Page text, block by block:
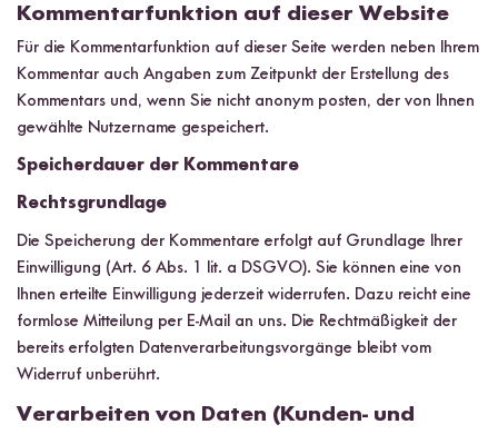
Kommentarfunktion auf dieser Website
Für die Kommentarfunktion auf dieser Seite werden neben Ihrem
Kommentar auch Angaben zum Zeitpunkt der Erstellung des
Kommentars und, wenn Sie nicht anonym posten, der von Ihnen
gewählte Nutzername gespeichert.
Speicherdauer der Kommentare
Rechtsgrundlage
Die Speicherung der Kommentare erfolgt auf Grundlage Ihrer
Einwilligung (Art. 6 Abs. 1 lit. a DSGVO). Sie können eine von
Ihnen erteilte Einwilligung jederzeit widerrufen. Dazu reicht eine
formlose Mitteilung per E-Mail an uns. Die Rechtmäßigkeit der
bereits erfolgten Datenverarbeitungsvorgänge bleibt vom
Widerruf unberührt.
Verarbeiten von Daten (Kunden- und